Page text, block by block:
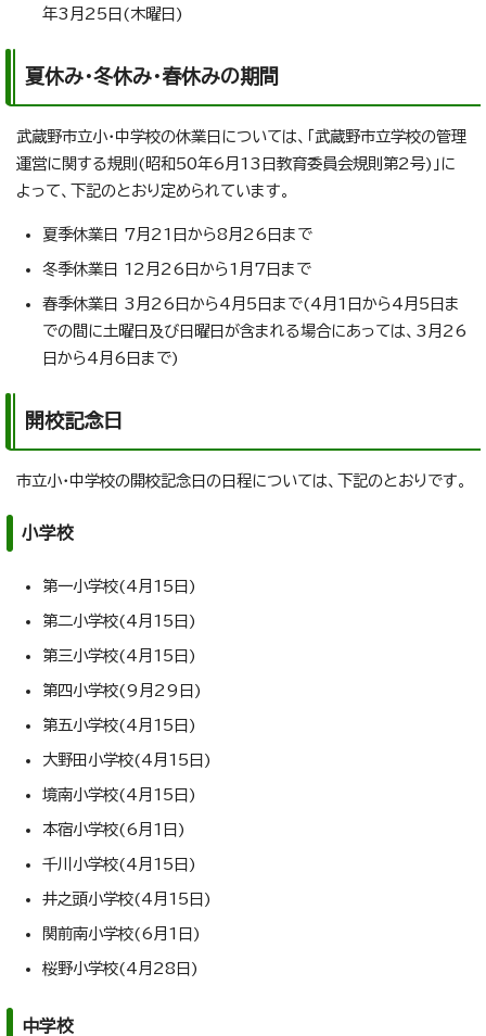
年3月25日(木曜日)
夏休み・冬休み・春休みの期間
武蔵野市立小・中学校の休業日については、「武蔵野市立学校の管理
運営に関する規則(昭和50年6月13日教育委員会規則第2号)」に
よって、下記のとおり定められています。
夏季休業日 7月21日から8月26日まで
冬季休業日 12月26日から1月7日まで
春季休業日 3月26日から4月5日まで(4月1日から4月5日ま
での間に土曜日及び日曜日が含まれる場合にあっては、3月26
日から4月6日まで)
開校記念日
市立小・中学校の開校記念日の日程については、下記のとおりです。
小学校
第一小学校(4月15日)
第二小学校(4月15日)
第三小学校(4月15日)
第四小学校(9月29日)
第五小学校(4月15日)
大野田小学校(4月15日)
境南小学校(4月15日)
本宿小学校(6月1日)
千川小学校(4月15日)
井之頭小学校(4月15日)
関前南小学校(6月1日)
桜野小学校(4月28日)
中学校